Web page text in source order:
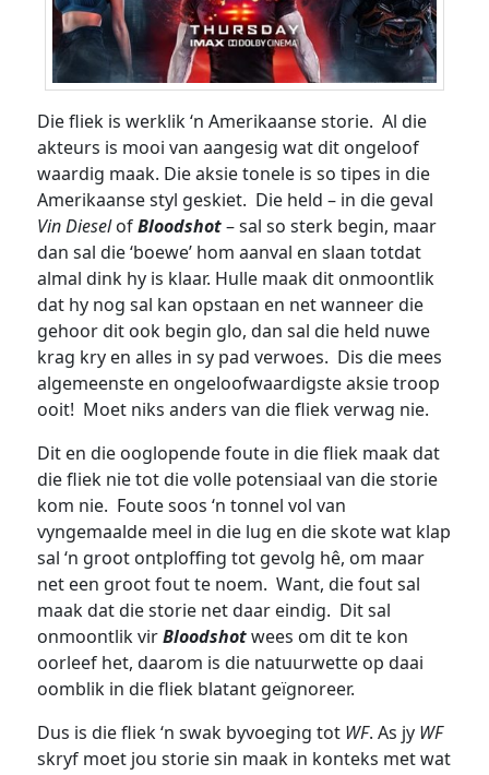
Die fliek is werklik ‘n Amerikaanse storie. Al die
akteurs is mooi van aangesig wat dit ongeloof
waardig maak. Die aksie tonele is so tipes in die
Amerikaanse styl geskiet. Die held – in die geval
Vin DieselofBloodshot– sal so sterk begin, maar
dan sal die ‘boewe’ hom aanval en slaan totdat
almal dink hy is klaar. Hulle maak dit onmoontlik
dat hy nog sal kan opstaan en net wanneer die
gehoor dit ook begin glo, dan sal die held nuwe
krag kry en alles in sy pad verwoes. Dis die mees
algemeenste en ongeloofwaardigste aksie troop
ooit! Moet niks anders van die fliek verwag nie.
Dit en die ooglopende foute in die fliek maak dat
die fliek nie tot die volle potensiaal van die storie
kom nie. Foute soos ‘n tonnel vol van
vyngemaalde meel in die lug en die skote wat klap
sal ‘n groot ontploffing tot gevolg hê, om maar
net een groot fout te noem. Want, die fout sal
maak dat die storie net daar eindig. Dit sal
onmoontlik virBloodshotwees om dit te kon
oorleef het, daarom is die natuurwette op daai
oomblik in die fliek blatant geïgnoreer.
Dus is die fliek ‘n swak byvoeging tot WF. As jy WF
skryf moet jou storie sin maak in konteks met wat